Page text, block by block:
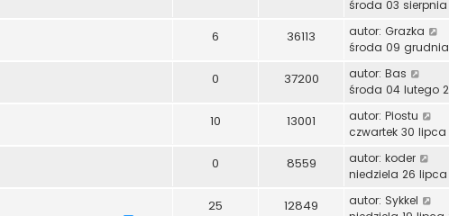
środa 03 sierpnia
6 36113 autor: Grazka
środa 09 grudnia
0 37200 autor: Bas
środa 04 lutego
10 13001 autor: Piostu
czwartek 30 lipca
0 8559 autor: koder
niedziela 26 lipca
25 12849 autor: Sykkel